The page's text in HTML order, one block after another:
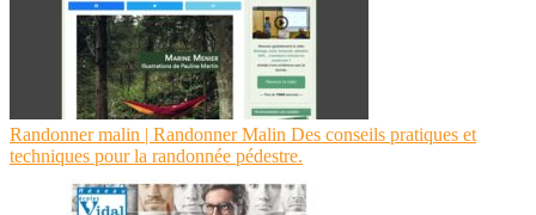
Randonner malin | Randonner Malin Des conseils pratiques et
techniques pour la randonnée pédestre.